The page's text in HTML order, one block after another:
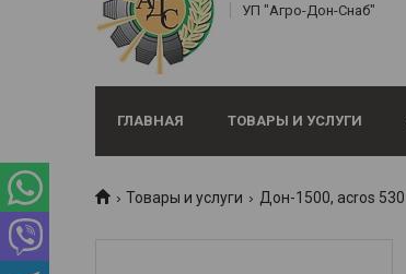
УП "Агро-Дон-Снаб"
ГЛАВНАЯ ТОВАРЫ И УСЛУГИ
Товары и услуги Дон-1500, аcros 530